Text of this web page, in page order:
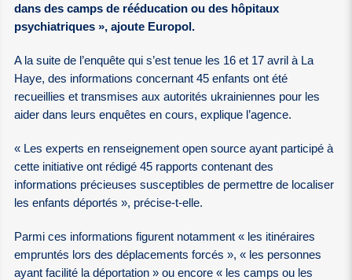
dans des camps de rééducation ou des hôpitaux
psychiatriques », ajoute Europol.
A la suite de l’enquête qui s’est tenue les 16 et 17 avril à La
Haye, des informations concernant 45 enfants ont été
recueillies et transmises aux autorités ukrainiennes pour les
aider dans leurs enquêtes en cours, explique l’agence.
« Les experts en renseignement open source ayant participé à
cette initiative ont rédigé 45 rapports contenant des
informations précieuses susceptibles de permettre de localiser
les enfants déportés », précise-t-elle.
Parmi ces informations figurent notamment « les itinéraires
empruntés lors des déplacements forcés », « les personnes
ayant facilité la déportation » ou encore « les camps ou les